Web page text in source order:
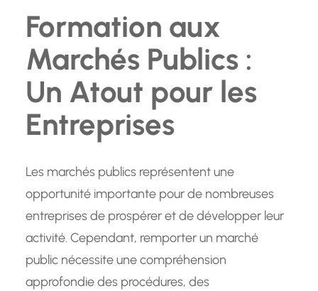
Formation aux
Marchés Publics :
Un Atout pour les
Entreprises
Les marchés publics représentent une
opportunité importante pour de nombreuses
entreprises de prospérer et de développer leur
activité. Cependant, remporter un marché
public nécessite une compréhension
approfondie des procédures, des